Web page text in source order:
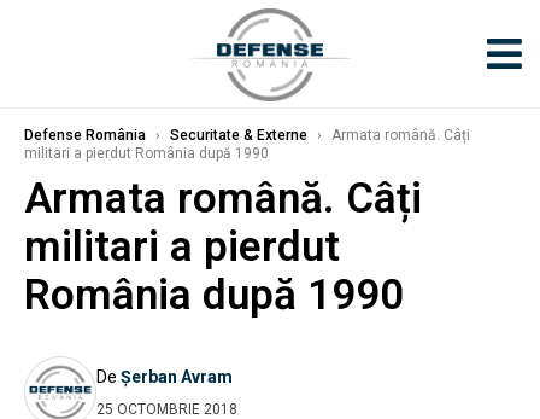
Defense România › Securitate & Externe ›
Armata română. Câți
militari a pierdut România după 1990
Armata română. Câți
militari a pierdut
România după 1990
De Șerban Avram
25 OCTOMBRIE 2018